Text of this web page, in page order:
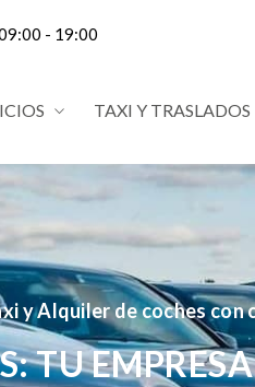
- 19:00
TAXI Y TRASLADOS
y Alquiler de coches con
TU